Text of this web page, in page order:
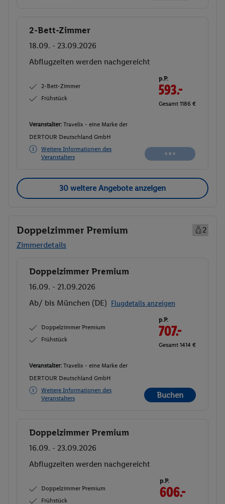
Buchen
2-Bett-Zimmer
18.09. - 23.09.2026
Abflugzeiten werden nachgereicht
2-Bett-Zimmer
Frühstück
p.P.
593.-
Gesamt 1186 €
Veranstalter: Travelix - eine Marke der
DERTOUR Deutschland GmbH
Weitere Informationen des
Veranstalters
30 weitere Angebote anzeigen
Doppelzimmer Premium
2
Zimmerdetails
Buchen
Doppelzimmer Premium
16.09. - 21.09.2026
Ab/ bis München (DE) Flugdetails anzeigen
Doppelzimmer Premium
Frühstück
p.P.
707.-
Gesamt 1414 €
Veranstalter: Travelix - eine Marke der
DERTOUR Deutschland GmbH
Weitere Informationen des
Veranstalters
Buchen
Buchen
Doppelzimmer Premium
16.09. - 23.09.2026
Abflugzeiten werden nachgereicht
Doppelzimmer Premium
Frühstück
p.P.
606.-